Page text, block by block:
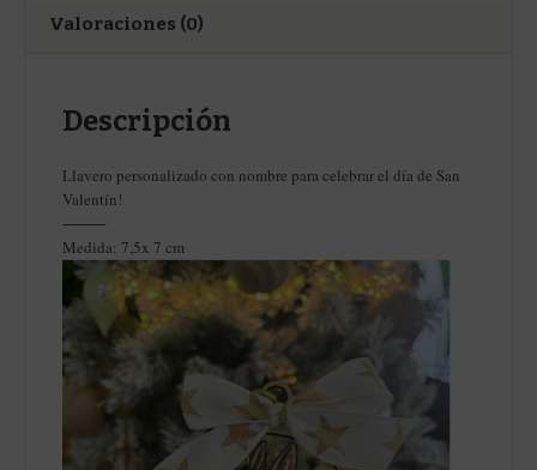
Valoraciones (0)
Descripción
Llavero personalizado con nombre para celebrar el día de San
Valentín!
⸻
Medida: 7,5x 7 cm